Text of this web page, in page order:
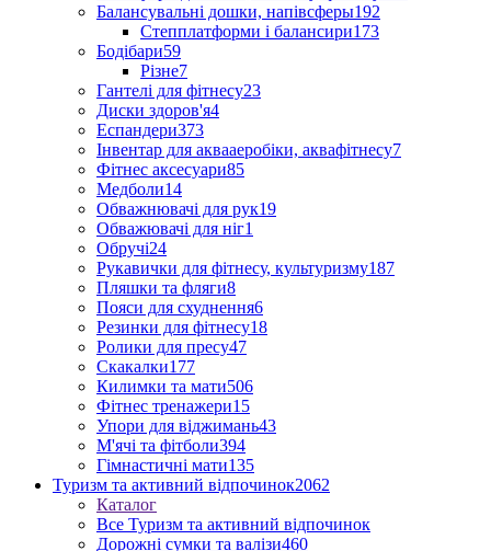
Балансувальні дошки, напівсферы192
Степплатформи і балансири173
Бодібари59
Різне7
Гантелі для фітнесу23
Диски здоров'я4
Еспандери373
Інвентар для аквааеробіки, аквафітнесу7
Фітнес аксесуари85
Медболи14
Обважнювачі для рук19
Обважювачі для ніг1
Обручі24
Рукавички для фітнесу, культуризму187
Пляшки та фляги8
Пояси для схуднення6
Резинки для фітнесу18
Ролики для пресу47
Скакалки177
Килимки та мати506
Фітнес тренажери15
Упори для віджимань43
М'ячі та фітболи394
Гімнастичні мати135
Туризм та активний відпочинок2062
Каталог
Все Туризм та активний відпочинок
Дорожні сумки та валізи460